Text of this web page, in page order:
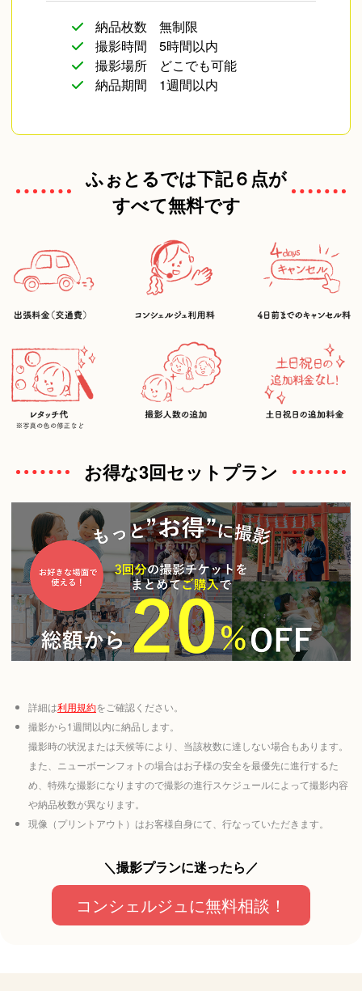
納品枚数
無制限
撮影時間
5時間以内
撮影場所
どこでも可能
納品期間
1週間以内
ふぉとるでは下記６点が
すべて無料です
お得な3回セットプラン
詳細は利用規約をご確認ください。
撮影から1週間以内に納品します。
撮影時の状況または天候等により、当該枚数に達しない場合もあります。
また、ニューボーンフォトの場合はお子様の安全を最優先に進行するた
め、特殊な撮影になりますので撮影の進行スケジュールによって撮影内容
や納品枚数が異なります。
現像（プリントアウト）はお客様自身にて、行なっていただきます。
＼撮影プランに迷ったら／
コンシェルジュに無料相談！